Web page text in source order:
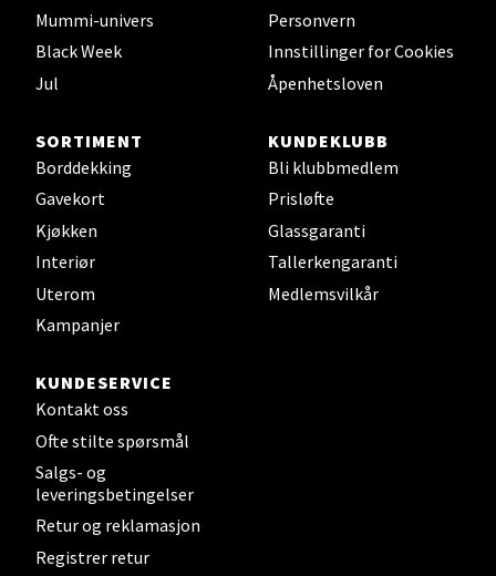
Mummi-univers
Black Week
Jul
Personvern
Innstillinger for Cookies
Åpenhetsloven
SORTIMENT
Borddekking
Gavekort
Kjøkken
Interiør
Uterom
Kampanjer
KUNDEKLUBB
Bli klubbmedlem
Prisløfte
Glassgaranti
Tallerkengaranti
Medlemsvilkår
KUNDESERVICE
Kontakt oss
Ofte stilte spørsmål
Salgs- og
leveringsbetingelser
Retur og reklamasjon
Registrer retur
Velg
Leirvik - Stord
Torgbakken 2, 5401 Stord
Åpent i dag 10-17
0 i butikk
Oslo - Thon Senter Storo
Vitaminveien 7 - 9, 0485 Oslo
0 i butikk